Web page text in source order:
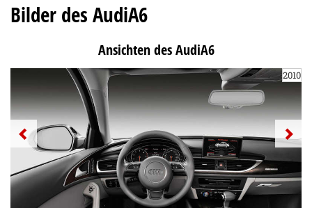
Bilder des AudiA6
Ansichten des AudiA6
2010